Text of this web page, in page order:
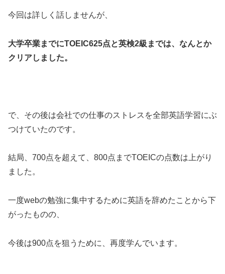
今回は詳しく話しませんが、
大学卒業までにTOEIC625点と英検2級までは、なんとか
クリアしました。
で、その後は会社での仕事のストレスを全部英語学習にぶ
つけていたのです。
結局、700点を超えて、800点までTOEICの点数は上がり
ました。
一度webの勉強に集中するために英語を辞めたことから下
がったものの、
今後は900点を狙うために、再度学んでいます。